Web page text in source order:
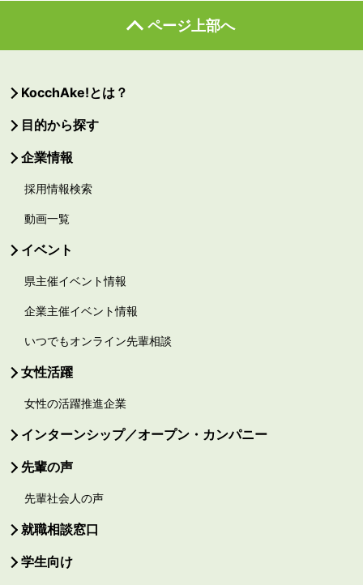
ページ上部へ
KocchAke!とは？
目的から探す
企業情報
採用情報検索
動画一覧
イベント
県主催イベント情報
企業主催イベント情報
いつでもオンライン先輩相談
女性活躍
女性の活躍推進企業
インターンシップ／オープン・カンパニー
先輩の声
先輩社会人の声
就職相談窓口
学生向け